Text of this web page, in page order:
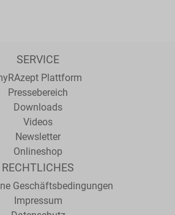
SERVICE
Plattform
Pressebereich
Downloads
Videos
Newsletter
Onlineshop
RECHTLICHES
Geschäftsbedingungen
Impressum